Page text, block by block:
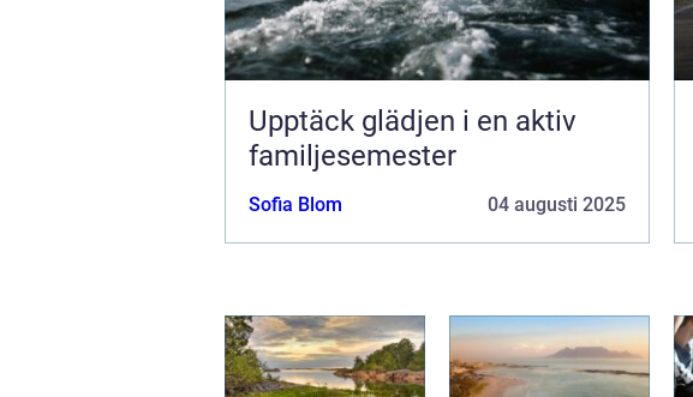
Upptäck glädjen i en aktiv
familjesemester
Sofia Blom 04 augusti 2025